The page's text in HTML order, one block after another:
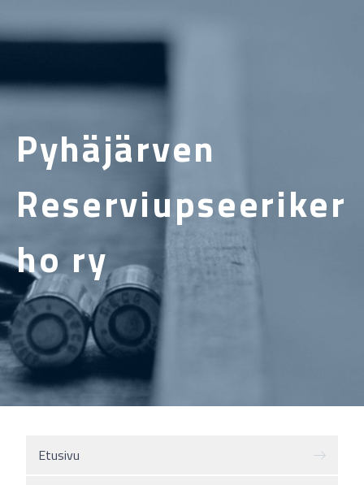
Pyhäjärven
Reserviupseeriker
ho ry
Etusivu